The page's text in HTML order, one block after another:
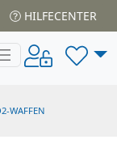
HILFECENTER
WAFFEN